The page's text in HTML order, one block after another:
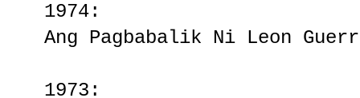
1974:
Ang Pagbabalik Ni Leon
1973: